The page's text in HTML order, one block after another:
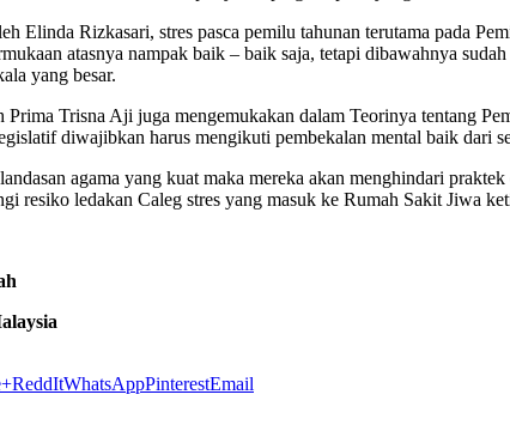
Elinda Rizkasari, stres pasca pemilu tahunan terutama pada
atasnya nampak baik – baik saja, tetapi dibawahnya
yang besar.
Trisna Aji juga mengemukakan dalam Teorinya tentang
diwajibkan harus mengikuti pembekalan mental baik dari
agama yang kuat maka mereka akan menghindari
resiko ledakan Caleg stres yang masuk ke Rumah Sakit Jiwa
ReddItWhatsAppPinterestEmail